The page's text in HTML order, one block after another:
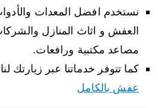
نستخدم افضل المعدات
العفش و اثاث المنازل
مصاعد مكتبية ورافعات.
كما تتوفر خدماتنا عبر زيارتك
عفش بالكامل